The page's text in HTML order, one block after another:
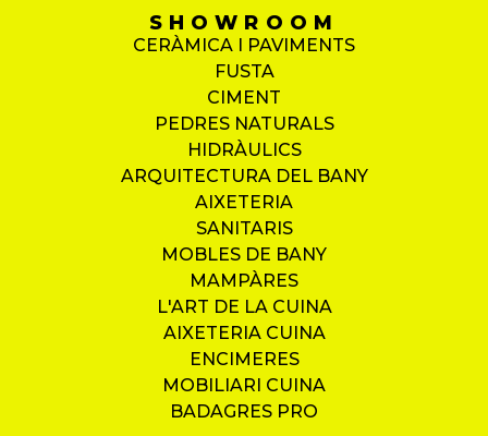
SHOWROOM
CERÀMICA I PAVIMENTS
FUSTA
CIMENT
PEDRES NATURALS
HIDRÀULICS
ARQUITECTURA DEL BANY
AIXETERIA
SANITARIS
MOBLES DE BANY
MAMPÀRES
L'ART DE LA CUINA
AIXETERIA CUINA
ENCIMERES
MOBILIARI CUINA
BADAGRES PRO